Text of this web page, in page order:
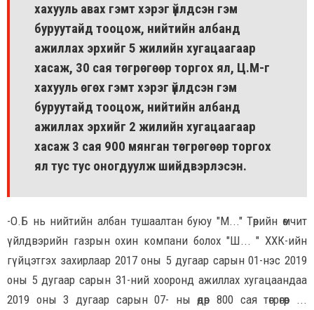
хахууль авах гэмт хэрэг үйлдсэн гэм
буруутайд тооцож, нийтийн албанд
ажиллах эрхийг 5 жилийн хугацаагаар
хасаж, 30 сая төгрөгөөр торгох ял, Ц.М-г
хахууль өгөх гэмт хэрэг үйлдсэн гэм
буруутайд тооцож, нийтийн албанд
ажиллах эрхийг 2 жилийн хугацаагаар
хасаж 3 сая 900 мянган төгрөгөөр торгох
ял тус тус оногдуулж шийдвэрлэсэн.
-О.Б нь нийтийн албан тушаалтан буюу "М..." Төрийн өмчит
үйлдвэрийн газрын охин компани болох "Ш... " ХХК-ийн
гүйцэтгэх захирлаар 2017 оны 5 дугаар сарын 01-нэс 2019
оны 5 дугаар сарын 31-ний хооронд ажиллах хугацаандаа
2019 оны 3 дугаар сарын 07- ны өдөр 800 сая төгрөгөөр ...